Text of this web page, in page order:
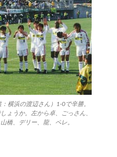
横浜の渡辺さん）1-0で辛勝。
ょうか。左から卓、ごっさん、
橋、デリー、龍、ペレ。